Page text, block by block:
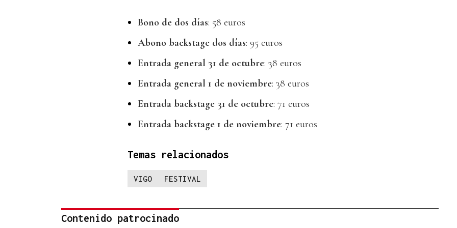
Bono de dos días: 58 euros
Abono backstage dos días: 95 euros
Entrada general 31 de octubre: 38 euros
Entrada general 1 de noviembre: 38 euros
Entrada backstage 31 de octubre: 71 euros
Entrada backstage 1 de noviembre: 71 euros
Temas relacionados
VIGO FESTIVAL
Contenido patrocinado